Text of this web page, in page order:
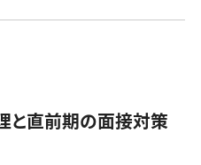
直前期の面接対策